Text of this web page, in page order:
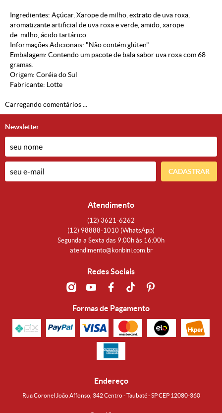
Ingredientes: Açúcar, Xarope de milho, extrato de uva roxa,
aromatizante artificial de uva roxa e verde, amido, xarope
de milho, ácido tartárico.
Informações Adicionais: "Não contém glúten"
Embalagem: Contendo um pacote de bala sabor uva roxa com 68
gramas.
Origem: Coréia do Sul
Fabricante: Lotte
Carregando comentários ...
Newsletter
CADASTRAR
Atendimento
(12) 3621-6262
(12) 98888-1010 (WhatsApp)
Segunda a Sexta das 9:00h às 16:00h
atendimento@konbini.com.br
Redes Sociais
Formas de Pagamento
Endereço
Rua Coronel João Affonso, 342 Centro - Taubaté - SP CEP 12080-360